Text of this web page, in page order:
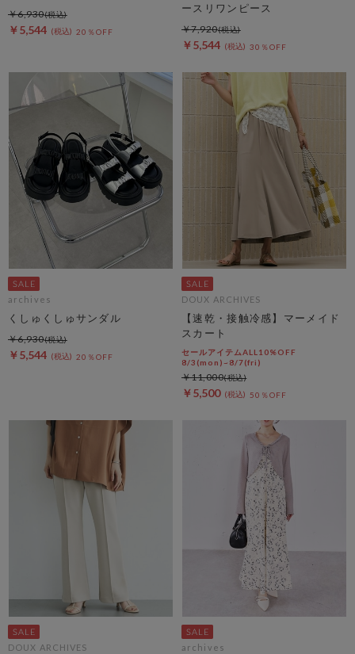
￥5,544 20％OFF
￥6,930
ースリワンピース
￥5,544 30％OFF
￥7,920
archives
くしゅくしゅサンダル
￥5,544 20％OFF
￥6,930
DOUX ARCHIVES
【速乾・接触冷感】マーメイド
スカート
セールアイテムALL10%OFF
8/3(mon)~8/7(fri)
￥5,500 50％OFF
￥11,000
DOUX ARCHIVES archives